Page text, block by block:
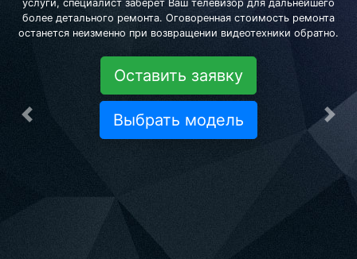
услуги, специалист заберет Ваш телевизор для дальнейшего
более детального ремонта. Оговоренная стоимость ремонта
останется неизменно при возвращении видеотехники обратно.
Оставить заявку
Выбрать модель
Предыдущая